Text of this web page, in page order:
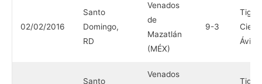
02/02/2016
Santo
Domingo,
RD
Venados
de
Mazatlán
(MÉX)
9-3
Ávila
Santo
Venados